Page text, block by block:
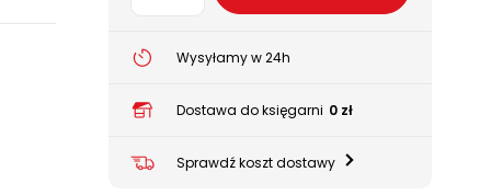
Wysyłamy w 24h
Dostawa do księgarni 0 zł
Sprawdź koszt dostawy